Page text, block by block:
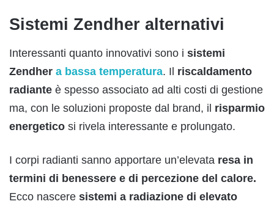
Sistemi Zendher alternativi
Interessanti quanto innovativi sono i sistemi
Zendher a bassa temperatura. Il riscaldamento
radiante è spesso associato ad alti costi di gestione
ma, con le soluzioni proposte dal brand, il risparmio
energetico si rivela interessante e prolungato.
I corpi radianti sanno apportare un’elevata resa in
termini di benessere e di percezione del calore.
Ecco nascere sistemi a radiazione di elevato